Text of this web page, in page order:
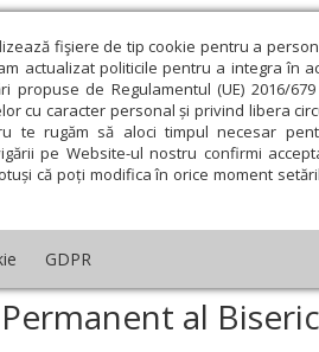
fişiere de tip cookie pentru a
actualizat politicile pentru a integra în
propuse de Regulamentul (UE) 2016/
cu caracter personal și privind libera
te rugăm să aloci timpul necesar
pe Website-ul nostru confirmi
că poți modifica în orice moment
GDPR
An omagial Comunicate
Teologie și spiritualitate
› Întrunirea Sinodului Permanent al
al